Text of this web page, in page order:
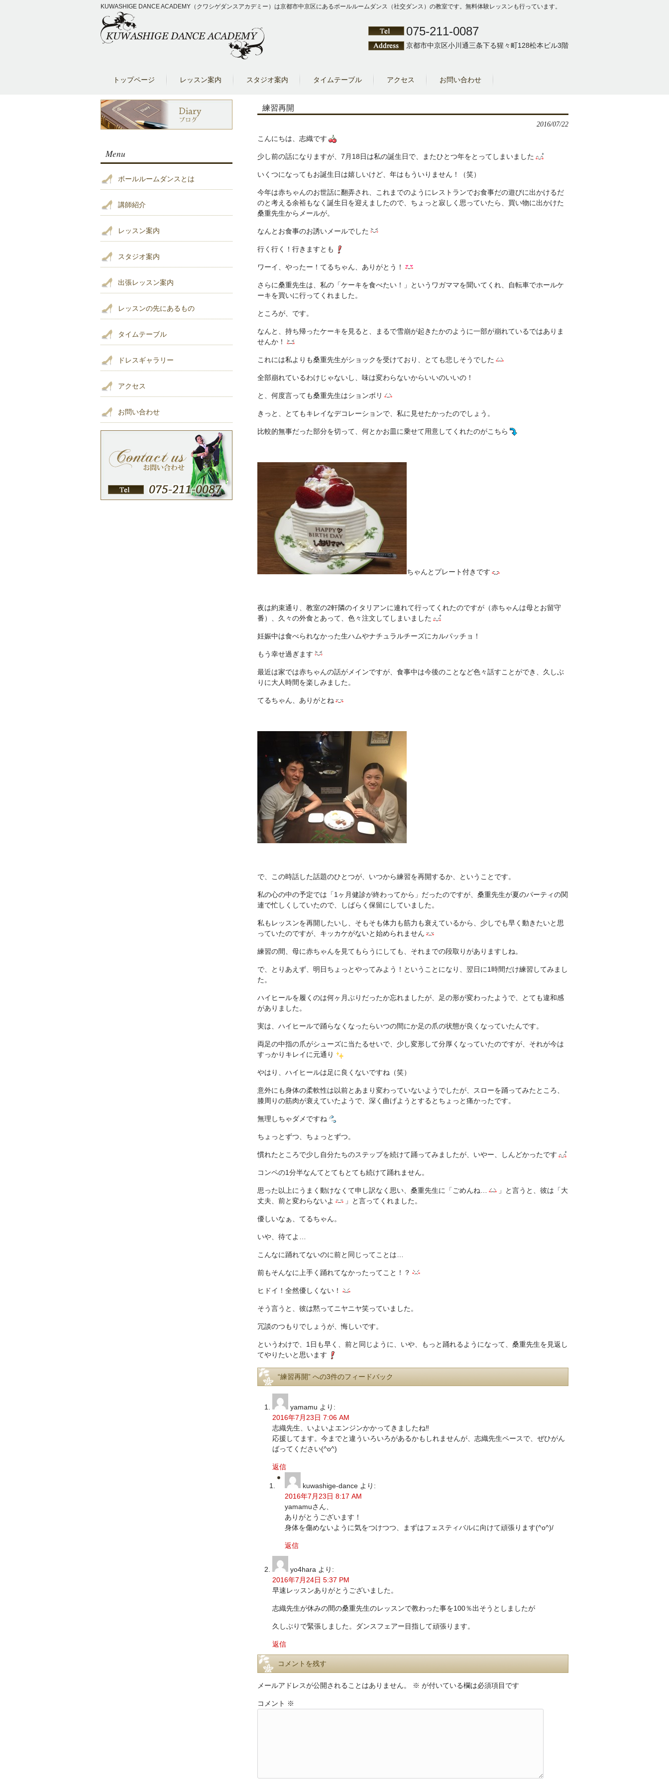
KUWASHIGE DANCE ACADEMY（クワシゲダンスアカデミー）は京都市中京区にあるボールルームダンス（社交ダンス）の教室です。無料体験レッスンも行っています。
075-211-0087
京都市中京区小川通三条下る猩々町128松本ビル3階
トップページ レッスン案内 スタジオ案内 タイムテーブル アクセス お問い合わせ
練習再開
2016/07/22
こんにちは、志織です
少し前の話になりますが、7月18日は私の誕生日で、またひとつ年をとってしまいました
いくつになってもお誕生日は嬉しいけど、年はもういりません！（笑）
今年は赤ちゃんのお世話に翻弄され、これまでのようにレストランでお食事だの遊びに出かけるだ
のと考える余裕もなく誕生日を迎えましたので、ちょっと寂しく思っていたら、買い物に出かけた
桑重先生からメールが。
なんとお食事のお誘いメールでした
行く行く！行きますとも
ワーイ、やったー！てるちゃん、ありがとう！
さらに桑重先生は、私の「ケーキを食べたい！」というワガママを聞いてくれ、自転車でホールケ
ーキを買いに行ってくれました。
ところが、です。
なんと、持ち帰ったケーキを見ると、まるで雪崩が起きたかのように一部が崩れているではありま
せんか！
これには私よりも桑重先生がショックを受けており、とても悲しそうでした
全部崩れているわけじゃないし、味は変わらないからいいのいいの！
と、何度言っても桑重先生はションボリ
きっと、とてもキレイなデコレーションで、私に見せたかったのでしょう。
比較的無事だった部分を切って、何とかお皿に乗せて用意してくれたのがこちら
ちゃんとプレート付きです
夜は約束通り、教室の2軒隣のイタリアンに連れて行ってくれたのですが（赤ちゃんは母とお留守
番）、久々の外食とあって、色々注文してしまいました
妊娠中は食べられなかった生ハムやナチュラルチーズにカルパッチョ！
もう幸せ過ぎます
最近は家では赤ちゃんの話がメインですが、食事中は今後のことなど色々話すことができ、久しぶ
りに大人時間を楽しみました。
てるちゃん、ありがとね
で、この時話した話題のひとつが、いつから練習を再開するか、ということです。
私の心の中の予定では「1ヶ月健診が終わってから」だったのですが、桑重先生が夏のパーティの関
連で忙しくしていたので、しばらく保留にしていました。
私もレッスンを再開したいし、そもそも体力も筋力も衰えているから、少しでも早く動きたいと思
っていたのですが、キッカケがないと始められません
練習の間、母に赤ちゃんを見てもらうにしても、それまでの段取りがありますしね。
で、とりあえず、明日ちょっとやってみよう！ということになり、翌日に1時間だけ練習してみまし
た。
ハイヒールを履くのは何ヶ月ぶりだったか忘れましたが、足の形が変わったようで、とても違和感
がありました。
実は、ハイヒールで踊らなくなったらいつの間にか足の爪の状態が良くなっていたんです。
両足の中指の爪がシューズに当たるせいで、少し変形して分厚くなっていたのですが、それが今は
すっかりキレイに元通り
やはり、ハイヒールは足に良くないですね（笑）
意外にも身体の柔軟性は以前とあまり変わっていないようでしたが、スローを踊ってみたところ、
膝周りの筋肉が衰えていたようで、深く曲げようとするとちょっと痛かったです。
無理しちゃダメですね
ちょっとずつ、ちょっとずつ。
慣れたところで少し自分たちのステップを続けて踊ってみましたが、いやー、しんどかったです
コンペの1分半なんてとてもとても続けて踊れません。
思った以上にうまく動けなくて申し訳なく思い、桑重先生に「ごめんね…
」と言うと、彼は「大
丈夫、前と変わらないよ
」と言ってくれました。
優しいなぁ、てるちゃん。
いや、待てよ…
こんなに踊れてないのに前と同じってことは…
前もそんなに上手く踊れてなかったってこと！？
ヒドイ！全然優しくない！
そう言うと、彼は黙ってニヤニヤ笑っていました。
冗談のつもりでしょうが、悔しいです。
というわけで、1日も早く、前と同じように、いや、もっと踊れるようになって、桑重先生を見返し
てやりたいと思います
“練習再開” への3件のフィードバック
yamamu より:
2016年7月23日 7:06 AM
志織先生、いよいよエンジンかかってきましたね‼
応援してます。今までと違ういろいろがあるかもしれませんが、志織先生ペースで、ぜひがん
ばってください(^o^)
返信
kuwashige-dance より:
2016年7月23日 8:17 AM
yamamuさん、
ありがとうございます！
身体を傷めないように気をつけつつ、まずはフェスティバルに向けて頑張ります(^o^)/
返信
yo4hara より:
2016年7月24日 5:37 PM
早速レッスンありがとうございました。
志織先生が休みの間の桑重先生のレッスンで教わった事を100％出そうとしましたが
久しぶりで緊張しました。ダンスフェアー目指して頑張ります。
返信
コメントを残す
メールアドレスが公開されることはありません。 ※ が付いている欄は必須項目です
コメント ※
Menu
ボールルームダンスとは
講師紹介
レッスン案内
スタジオ案内
出張レッスン案内
レッスンの先にあるもの
タイムテーブル
ドレスギャラリー
アクセス
お問い合わせ